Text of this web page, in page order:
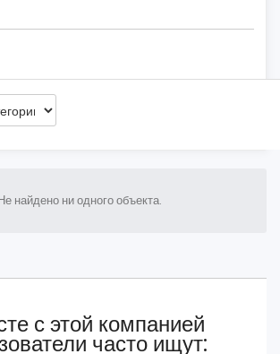
найдено ни одного объекта.
с этой компанией
часто ищут: